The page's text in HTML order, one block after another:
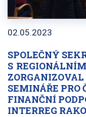
SPOLEČNÝ
S
SEMINÁŘE PRO
FINANČNÍ
INTERREG
02.05.2023